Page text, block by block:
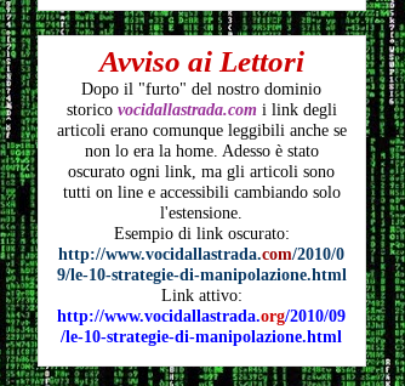
Avviso ai Lettori
Dopo il "furto" del nostro dominio
storico vocidallastrada.comi link degli
articoli erano comunque leggibili anche se
non lo era la home. Adesso è stato
oscurato ogni link, ma gli articoli sono
tutti on line e accessibili cambiando solo
l'estensione.
Esempio di link oscurato:
http://www.vocidallastrada.com/2010/0
9/le-10-strategie-di-manipolazione.html
Link attivo:
http://www.vocidallastrada.org/2010/09
/le-10-strategie-di-manipolazione.html